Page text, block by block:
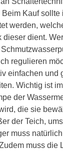
Kauf sollte
werden,
dieser dient.
regulieren
einfachen und
Wichtig ist
der
die sie
der Teich,
muss
muss die